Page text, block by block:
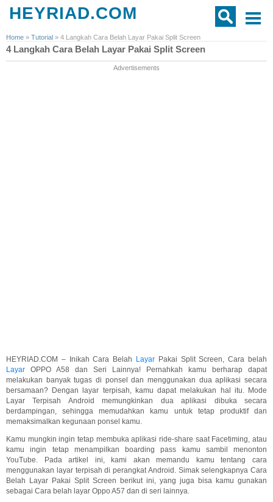
HEYRIAD.COM
Home » Tutorial » 4 Langkah Cara Belah Layar Pakai Split Screen
4 Langkah Cara Belah Layar Pakai Split Screen
Advertisements
HEYRIAD.COM – Inikah Cara Belah Layar Pakai Split Screen, Cara belah
Layar OPPO A58 dan Seri Lainnya! Pernahkah kamu berharap dapat
melakukan banyak tugas di ponsel dan menggunakan dua aplikasi secara
bersamaan? Dengan layar terpisah, kamu dapat melakukan hal itu. Mode
Layar Terpisah Android memungkinkan dua aplikasi dibuka secara
berdampingan, sehingga memudahkan kamu untuk tetap produktif dan
memaksimalkan kegunaan ponsel kamu.
Kamu mungkin ingin tetap membuka aplikasi ride-share saat Facetiming, atau
kamu ingin tetap menampilkan boarding pass kamu sambil menonton
YouTube. Pada artikel ini, kami akan memandu kamu tentang cara
menggunakan layar terpisah di perangkat Android. Simak selengkapnya Cara
Belah Layar Pakai Split Screen berikut ini, yang juga bisa kamu gunakan
sebagai Cara belah layar Oppo A57 dan di seri lainnya.